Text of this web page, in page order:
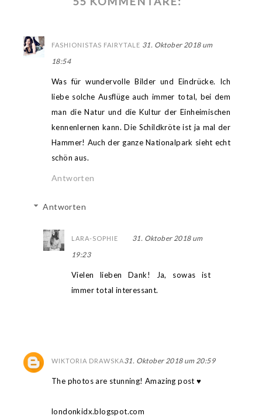
FASHIONISTAS FAIRYTALE 31. Oktober 2018 um
18:54
Was für wundervolle Bilder und Eindrücke. Ich
liebe solche Ausflüge auch immer total, bei dem
man die Natur und die Kultur der Einheimischen
kennenlernen kann. Die Schildkröte ist ja mal der
Hammer! Auch der ganze Nationalpark sieht echt
schön aus.
Antworten
Antworten
LARA-SOPHIE
31. Oktober 2018 um
19:23
Vielen lieben Dank! Ja, sowas ist
immer total interessant.
WIKTORIA DRAWSKA31. Oktober 2018 um 20:59
The photos are stunning! Amazing post ♥
londonkidx.blogspot.com